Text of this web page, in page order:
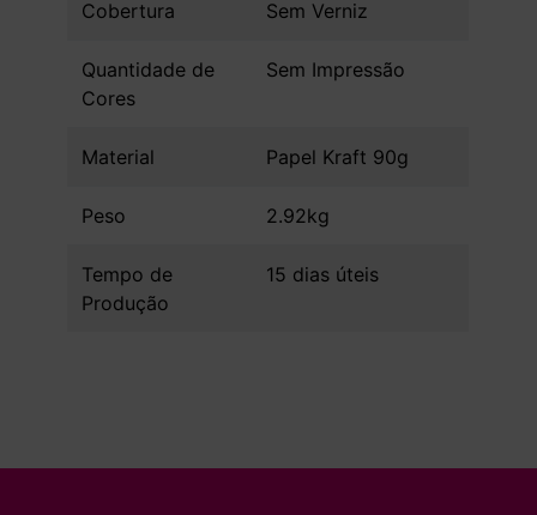
Cobertura Sem Verniz
Quantidade de
Cores
Sem Impressão
Material Papel Kraft 90g
Peso 2.92kg
Tempo de
Produção
15 dias úteis